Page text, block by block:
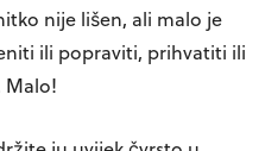
nije lišen, ali malo je
ili popraviti, prihvatiti ili